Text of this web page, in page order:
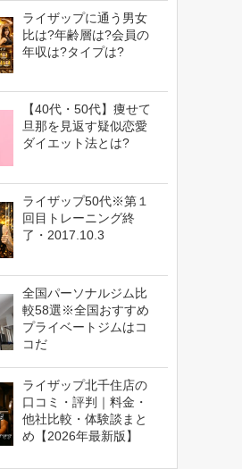
ライザップに通う男女
比は?年齢層は?会員の
年収は?タイプは?
【40代・50代】痩せて
旦那を見返す疑似恋愛
ダイエット法とは?
ライザップ50代※第１
回目トレーニング終
了・2017.10.3
全国パーソナルジム比
較58選※全国おすすめ
プライベートジムはコ
コだ
ライザップ北千住店の
口コミ・評判｜料金・
他社比較・体験談まと
め【2026年最新版】